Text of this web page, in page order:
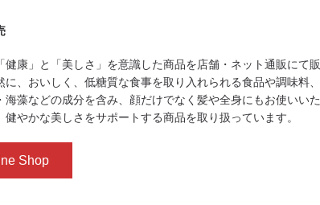
健康」と「美しさ」を意識した商品を店舗・ネット通販にて販
に、おいしく、低糖質な食事を取り入れられる食品や調味料、
海藻などの成分を含み、顔だけでなく髪や全身にもお使いいた
健やかな美しさをサポートする商品を取り扱っています。
Shop